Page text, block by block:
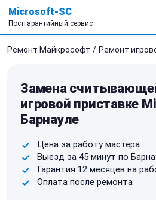
Microsoft-SC
Постгарантийный сервис
Ремонт Майкрософт / Ремонт
Замена
игровой приставке
Барнауле
Цена за работу мастера
Выезд за 45 минут по
Гарантия 12 месяцев на
Оплата после ремонта